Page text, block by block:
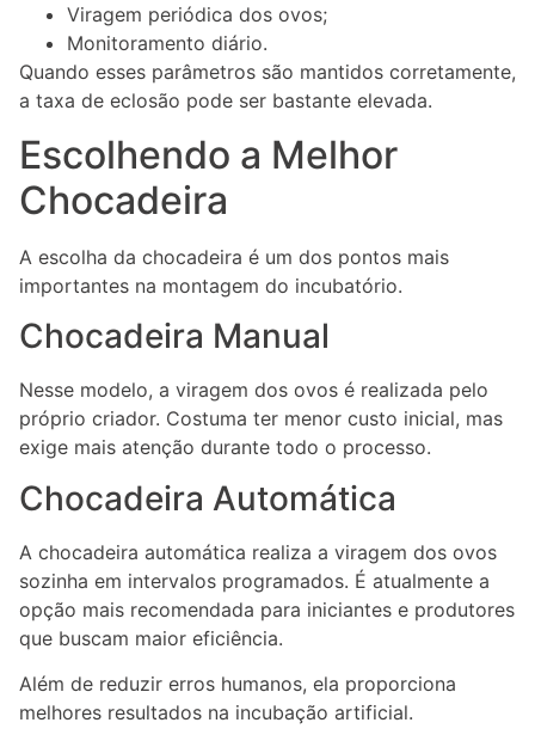
Viragem periódica dos ovos;
Monitoramento diário.
Quando esses parâmetros são mantidos corretamente,
a taxa de eclosão pode ser bastante elevada.
Escolhendo a Melhor
Chocadeira
A escolha da chocadeira é um dos pontos mais
importantes na montagem do incubatório.
Chocadeira Manual
Nesse modelo, a viragem dos ovos é realizada pelo
próprio criador. Costuma ter menor custo inicial, mas
exige mais atenção durante todo o processo.
Chocadeira Automática
A chocadeira automática realiza a viragem dos ovos
sozinha em intervalos programados. É atualmente a
opção mais recomendada para iniciantes e produtores
que buscam maior eficiência.
Além de reduzir erros humanos, ela proporciona
melhores resultados na incubação artificial.